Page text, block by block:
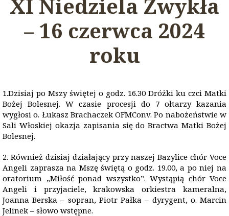
XI Niedziela Zwykła
– 16 czerwca 2024
roku
1.Dzisiaj po Mszy świętej o godz. 16.30 Dróżki ku czci Matki
Bożej Bolesnej. W czasie procesji do 7 ołtarzy kazania
wygłosi o. Łukasz Brachaczek OFMConv. Po nabożeństwie w
Sali Włoskiej okazja zapisania się do Bractwa Matki Bożej
Bolesnej.
2. Również dzisiaj działający przy naszej Bazylice chór Voce
Angeli zaprasza na Mszę świętą o godz. 19.00, a po niej na
oratorium „Miłość ponad wszystko”. Wystąpią chór Voce
Angeli i przyjaciele, krakowska orkiestra kameralna,
Joanna Berska – sopran, Piotr Pałka – dyrygent, o. Marcin
Jelinek – słowo wstępne.